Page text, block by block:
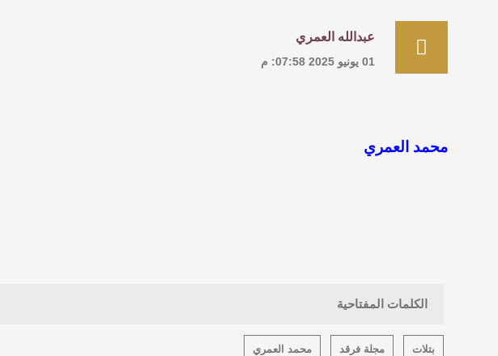
عبدالله العمري
01 يونيو 2025 07:58: م
محمد العمري
الكلمات المفتاحية
بتلات مجلة فرقد محمد العمري